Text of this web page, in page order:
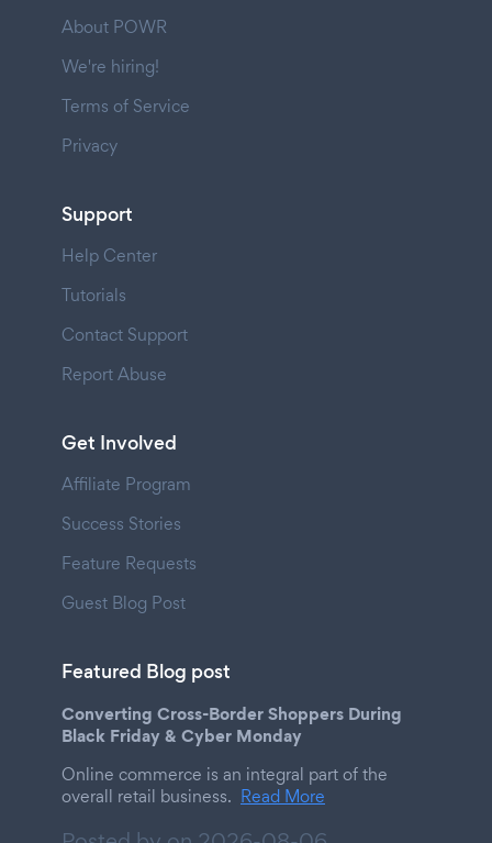
About POWR
We're hiring!
Terms of Service
Privacy
Support
Help Center
Tutorials
Contact Support
Report Abuse
Get Involved
Affiliate Program
Success Stories
Feature Requests
Guest Blog Post
Featured Blog post
Converting Cross-Border Shoppers During
Black Friday & Cyber Monday
Online commerce is an integral part of the
overall retail business. Read More